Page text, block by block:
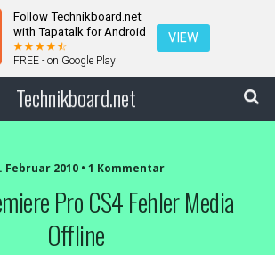
Follow Technikboard.net
with Tapatalk for Android
FREE - on Google Play
VIEW
Technikboard.net
Februar 2010 • 1 Kommentar
Pro CS4 Fehler Media
Offline